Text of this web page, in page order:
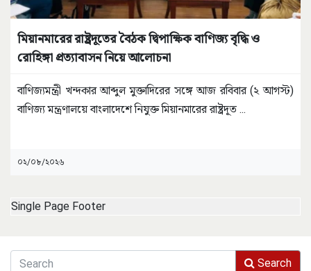
মিয়ানমারের রাষ্ট্রদূতের বৈঠক দ্বিপাক্ষিক বাণিজ্য বৃদ্ধি ও
রোহিঙ্গা প্রত্যাবাসন নিয়ে আলোচনা
বাণিজ্যমন্ত্রী খন্দকার আব্দুল মুক্তাদিরের সঙ্গে আজ রবিবার (২ আগস্ট)
বাণিজ্য মন্ত্রণালয়ে বাংলাদেশে নিযুক্ত মিয়ানমারের রাষ্ট্রদূত ...
০২/০৮/২০২৬
Single Page Footer
Search